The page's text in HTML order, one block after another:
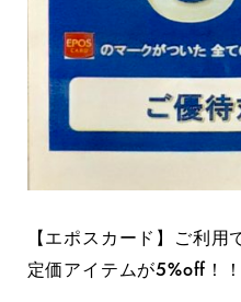
【エポスカード】ご利用
定価アイテムが5%off！！